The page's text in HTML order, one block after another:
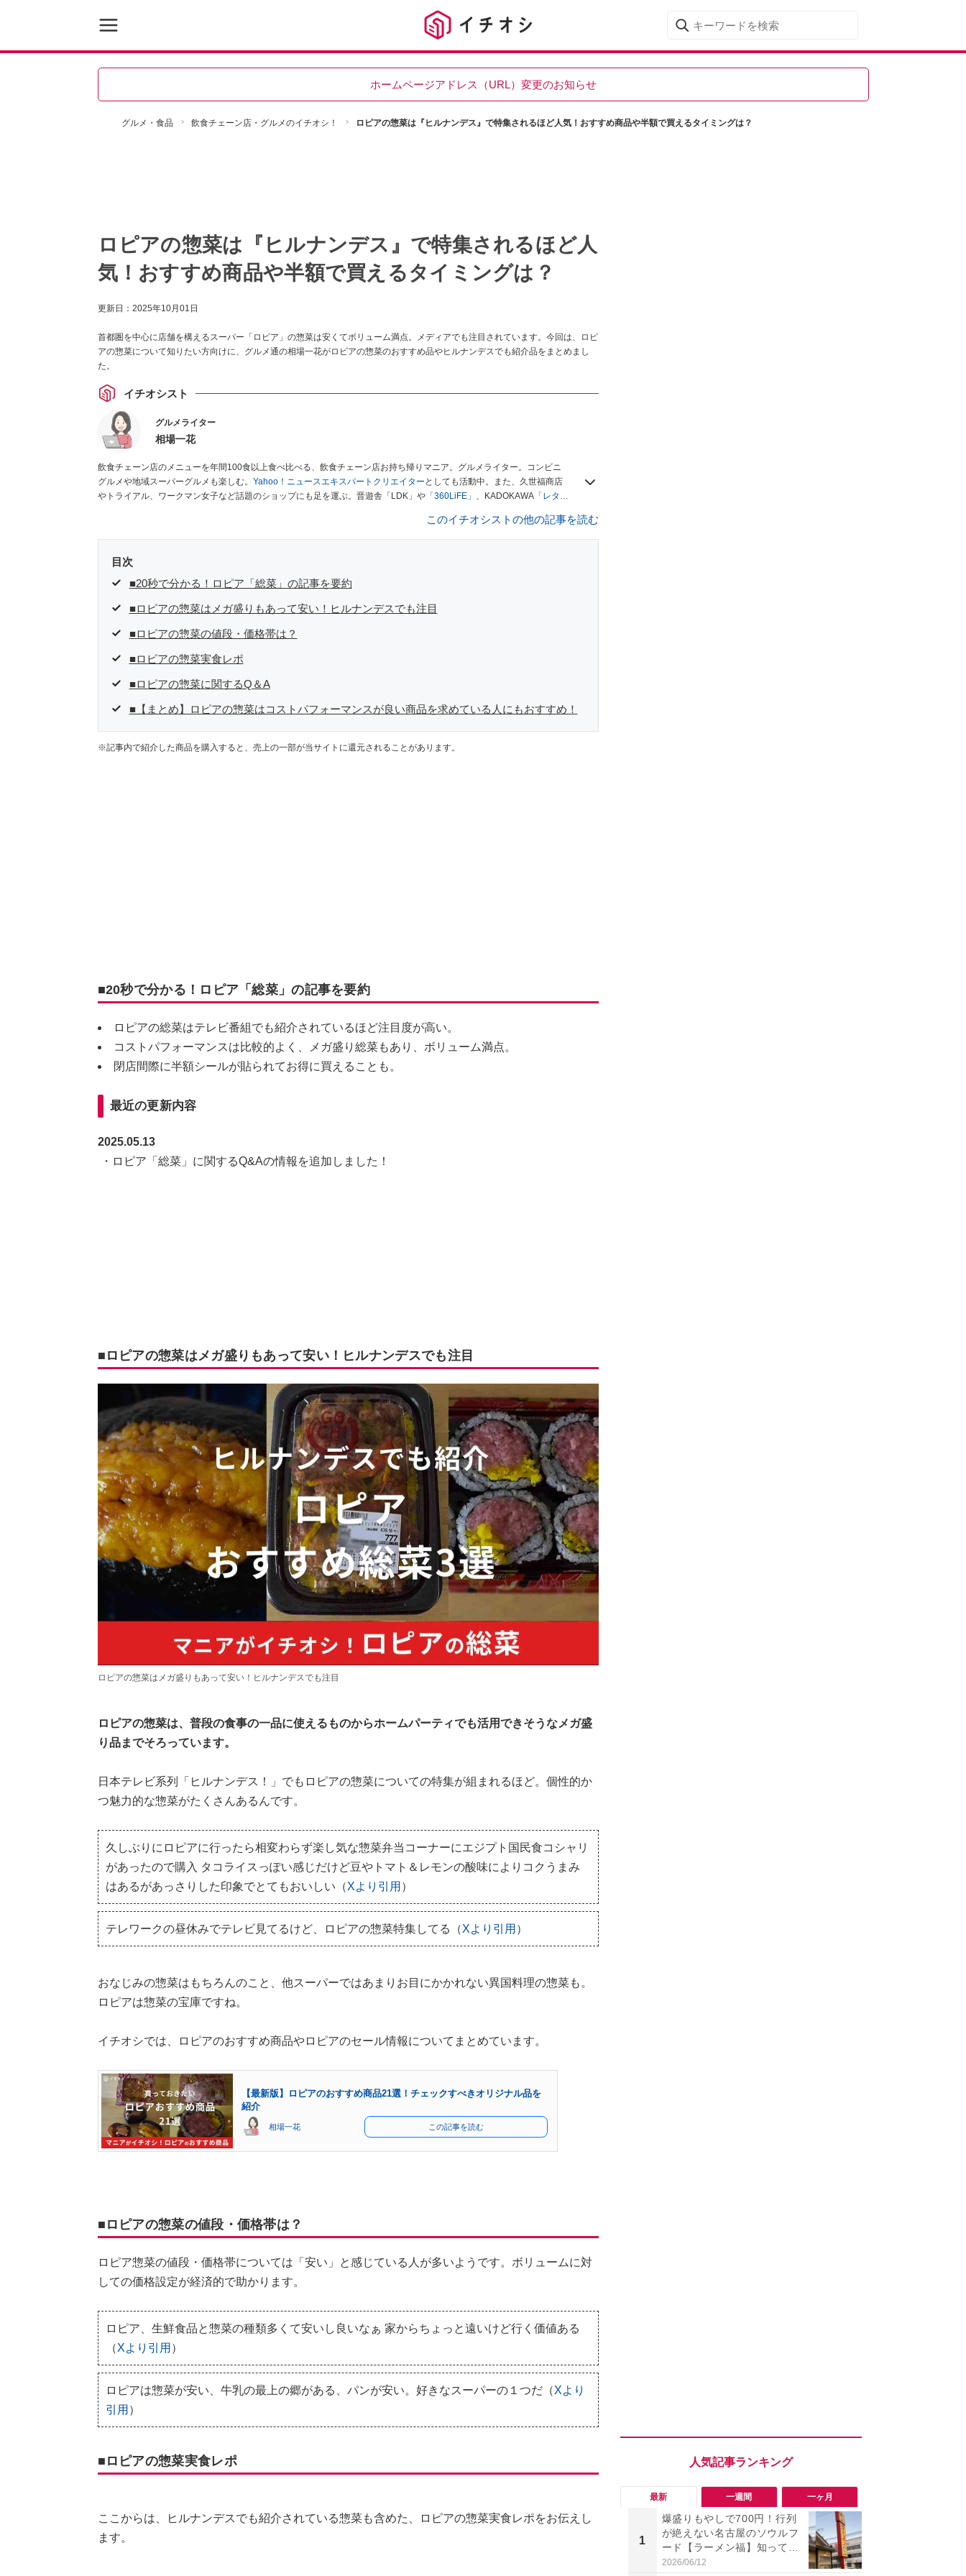
ホームページアドレス（URL）変更のお知らせ
グルメ・食品 飲食チェーン店・グルメのイチオシ！ ロピアの惣菜は『ヒルナンデス』で特集されるほど人気！おすすめ商品や半額で買えるタイミングは？
ロピアの惣菜は『ヒルナンデス』で特集されるほど人
気！おすすめ商品や半額で買えるタイミングは？
更新日： 2025年10月01日
首都圏を中心に店舗を構えるスーパー「ロピア」の惣菜は安くてボリューム満点。メディアでも注目されています。今回は、ロピ
アの惣菜について知りたい方向けに、グルメ通の相場一花がロピアの惣菜のおすすめ品やヒルナンデスでも紹介品をまとめまし
た。
イチオシスト
グルメライター
相場一花
飲食チェーン店のメニューを年間100食以上食べ比べる、飲食チェーン店お持ち帰りマニア。グルメライター。コンビニ
グルメや地域スーパーグルメも楽しむ。 Yahoo！ニュースエキスパートクリエイター としても活動中。また、久世福商店
やトライアル、ワークマン女子など話題のショップにも足を運ぶ。晋遊舎「LDK」や「360LiFE」 、KADOKAWA「レタス
このイチオシストの他の記事を読む
目次
■20秒で分かる！ロピア「総菜」の記事を要約
■ロピアの惣菜はメガ盛りもあって安い！ヒルナンデスでも注目
■ロピアの惣菜の値段・価格帯は？
■ロピアの惣菜実食レポ
■ロピアの惣菜に関するQ＆A
■【まとめ】ロピアの惣菜はコストパフォーマンスが良い商品を求めている人にもおすすめ！
※記事内で紹介した商品を購入すると、売上の一部が当サイトに還元されることがあります。
■20秒で分かる！ロピア「総菜」の記事を要約
ロピアの総菜はテレビ番組でも紹介されているほど注目度が高い。
コストパフォーマンスは比較的よく、メガ盛り総菜もあり、ボリューム満点。
閉店間際に半額シールが貼られてお得に買えることも。
最近の更新内容
2025.05.13
・ロピア「総菜」に関するQ&Aの情報を追加しました！
■ロピアの惣菜はメガ盛りもあって安い！ヒルナンデスでも注目
ロピアの惣菜はメガ盛りもあって安い！ヒルナンデスでも注目
ロピアの惣菜は、普段の食事の一品に使えるものからホームパーティでも活用できそうなメガ盛
り品までそろっています。
日本テレビ系列「ヒルナンデス！」でもロピアの惣菜についての特集が組まれるほど。個性的か
つ魅力的な惣菜がたくさんあるんです。
久しぶりにロピアに行ったら相変わらず楽し気な惣菜弁当コーナーにエジプト国民食コシャリ
があったので購入 タコライスっぽい感じだけど豆やトマト＆レモンの酸味によりコクうまみ
はあるがあっさりした印象でとてもおいしい（Xより引用 ）
テレワークの昼休みでテレビ見てるけど、ロピアの惣菜特集してる（Xより引用 ）
おなじみの惣菜はもちろんのこと、他スーパーではあまりお目にかかれない異国料理の惣菜も。
ロピアは惣菜の宝庫ですね。
イチオシでは、ロピアのおすすめ商品やロピアのセール情報についてまとめています。
【最新版】ロピアのおすすめ商品21選！チェックすべきオリジナル品を
紹介
相場一花 この記事を読む
■ロピアの惣菜の値段・価格帯は？
ロピア惣菜の値段・価格帯については「安い」と感じている人が多いようです。ボリュームに対
しての価格設定が経済的で助かります。
ロピア、生鮮食品と惣菜の種類多くて安いし良いなぁ 家からちょっと遠いけど行く価値ある
（Xより引用 ）
ロピアは惣菜が安い、牛乳の最上の郷がある、パンが安い。好きなスーパーの１つだ（Xより
引用 ）
■ロピアの惣菜実食レポ
ここからは、ヒルナンデスでも紹介されている惣菜も含めた、ロピアの惣菜実食レポをお伝えし
ます。
最新 一週間 一ヶ月
1
爆盛りもやしで700円！行列
が絶えない名古屋のソウルフ
ード【ラーメン福】知って
る？
2026/06/12